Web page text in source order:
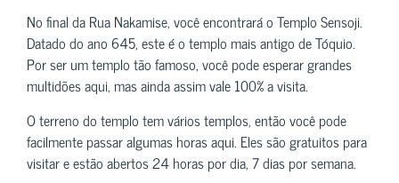
No final da Rua Nakamise, você encontrará o Templo Sensoji.
Datado do ano 645, este é o templo mais antigo de Tóquio.
Por ser um templo tão famoso, você pode esperar grandes
multidões aqui, mas ainda assim vale 100% a visita.
O terreno do templo tem vários templos, então você pode
facilmente passar algumas horas aqui. Eles são gratuitos para
visitar e estão abertos 24 horas por dia, 7 dias por semana.